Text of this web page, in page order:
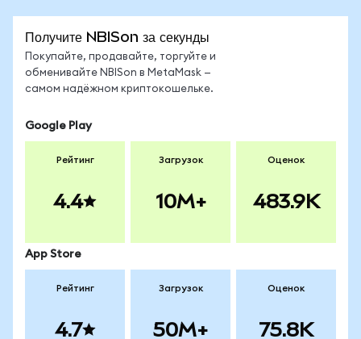
Получите NBISon за секунды
Покупайте, продавайте, торгуйте и
обменивайте NBISon в MetaMask —
самом надёжном криптокошельке.
Google Play
Рейтинг
4.4
Загрузок
10M+
Оценок
483.9K
App Store
Рейтинг
4.7
Загрузок
50M+
Оценок
75.8K